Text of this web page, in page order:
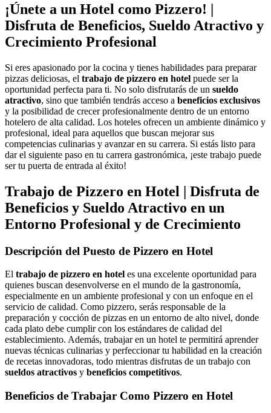
¡Únete a un Hotel como Pizzero! |
Disfruta de Beneficios, Sueldo Atractivo y
Crecimiento Profesional
Si eres apasionado por la cocina y tienes habilidades para preparar
pizzas deliciosas, el trabajo de pizzero en hotel puede ser la
oportunidad perfecta para ti. No solo disfrutarás de un sueldo
atractivo, sino que también tendrás acceso a beneficios exclusivos
y la posibilidad de crecer profesionalmente dentro de un entorno
hotelero de alta calidad. Los hoteles ofrecen un ambiente dinámico y
profesional, ideal para aquellos que buscan mejorar sus
competencias culinarias y avanzar en su carrera. Si estás listo para
dar el siguiente paso en tu carrera gastronómica, ¡este trabajo puede
ser tu puerta de entrada al éxito!
Trabajo de Pizzero en Hotel | Disfruta de
Beneficios y Sueldo Atractivo en un
Entorno Profesional y de Crecimiento
Descripción del Puesto de Pizzero en Hotel
El trabajo de pizzero en hotel es una excelente oportunidad para
quienes buscan desenvolverse en el mundo de la gastronomía,
especialmente en un ambiente profesional y con un enfoque en el
servicio de calidad. Como pizzero, serás responsable de la
preparación y cocción de pizzas en un entorno de alto nivel, donde
cada plato debe cumplir con los estándares de calidad del
establecimiento. Además, trabajar en un hotel te permitirá aprender
nuevas técnicas culinarias y perfeccionar tu habilidad en la creación
de recetas innovadoras, todo mientras disfrutas de un trabajo con
sueldos atractivos y beneficios competitivos.
Beneficios de Trabajar Como Pizzero en Hotel